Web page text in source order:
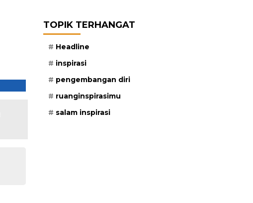
TOPIK TERHANGAT
Headline
inspirasi
pengembangan diri
ruanginspirasimu
salam inspirasi